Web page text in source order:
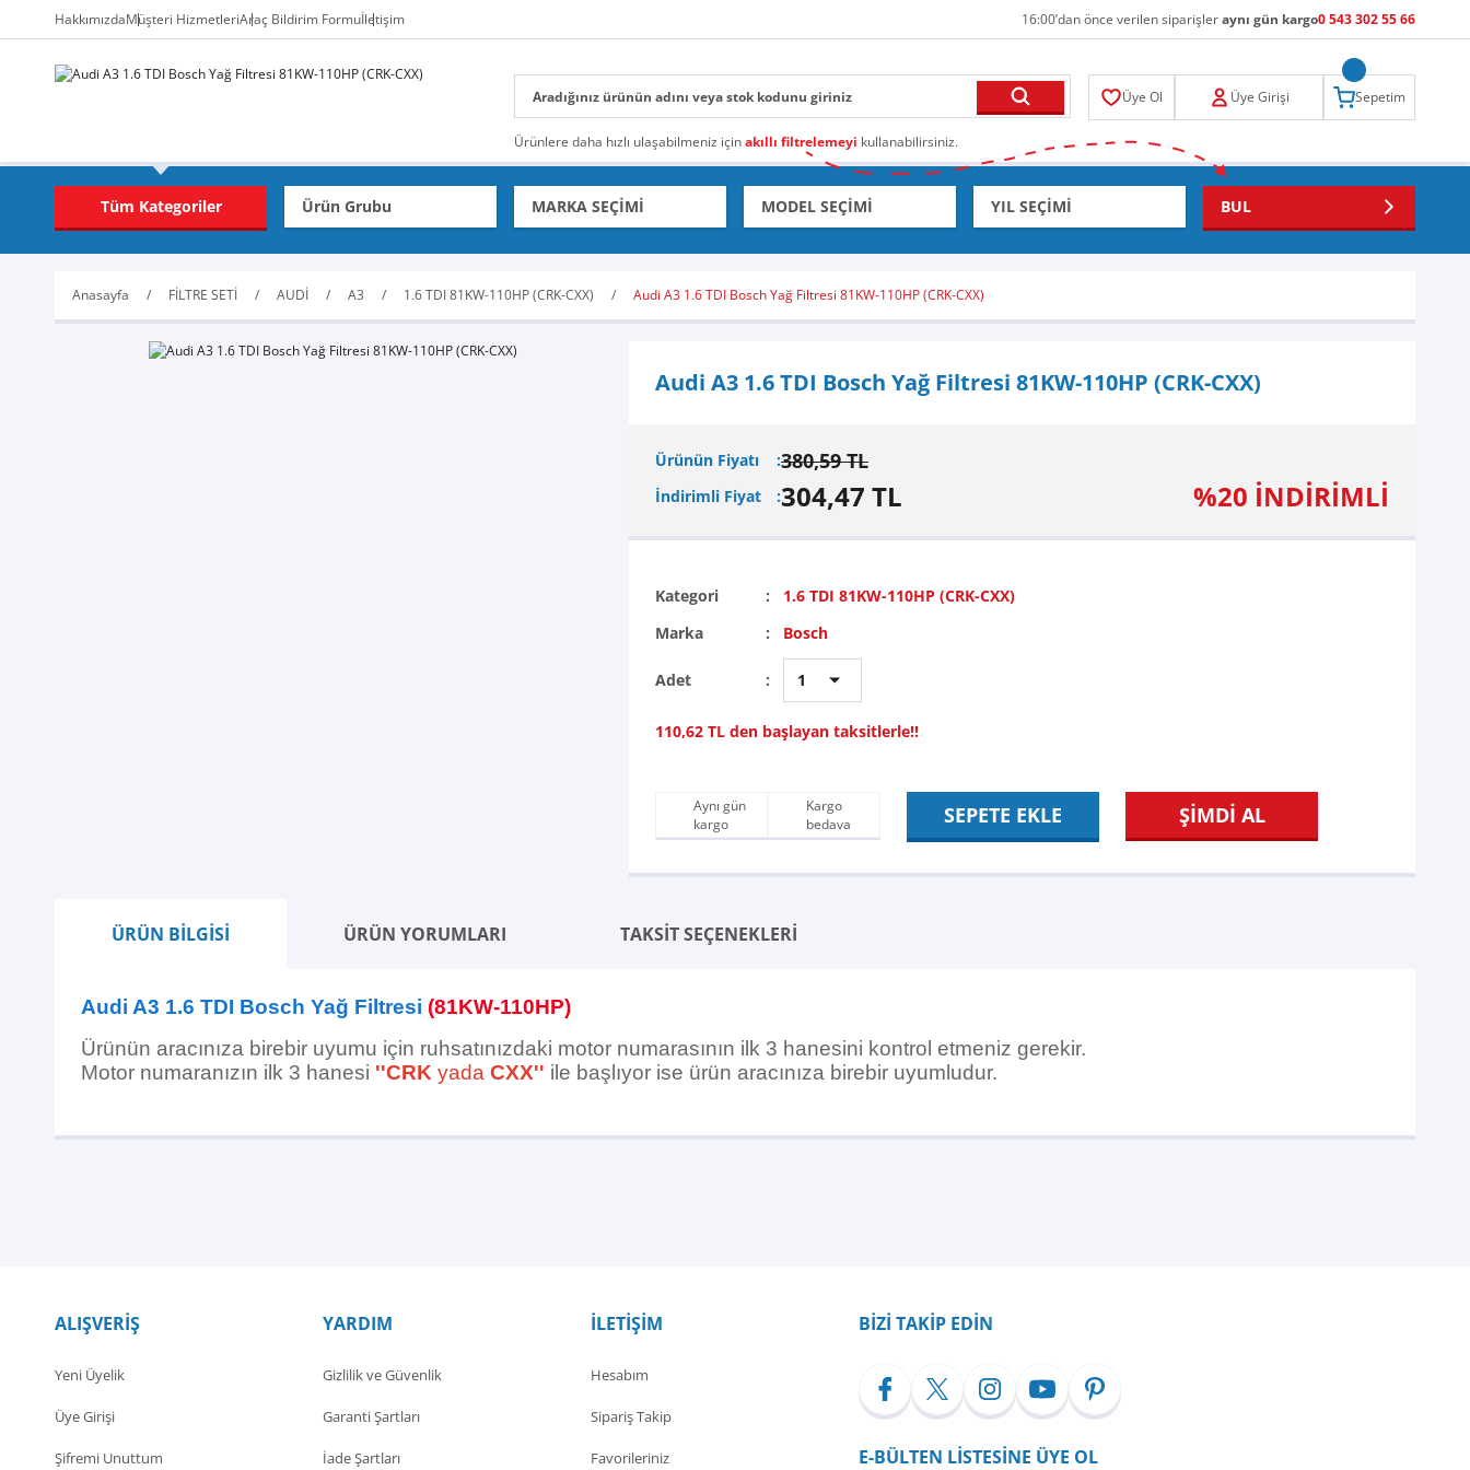
HakkımızdaMüşteri HizmetleriAraç Bildirim Formuİletişim 16:00’dan önce verilen siparişleraynı gün kargo0 543 302 55 66
Ürünlere daha hızlı ulaşabilmeniz içinakıllı filtrelemeyi kullanabilirsiniz.
Üye Ol Üye Girişi Sepetim
Tüm Kategoriler BUL
Anasayfa FİLTRE SETİ AUDİ A3 1.6 TDI 81KW-110HP (CRK-CXX) Audi A3 1.6 TDI Bosch Yağ Filtresi 81KW-110HP (CRK-CXX)
Audi A3 1.6 TDI Bosch Yağ Filtresi 81KW-110HP (CRK-CXX)
Ürünün Fiyatı 380,59 TL
İndirimli Fiyat 304,47 TL %20 İNDİRİMLİ
Kategori
1.6 TDI 81KW-110HP (CRK-CXX)
Marka
Bosch
Adet
110,62 TL den başlayan taksitlerle!!
Aynı gün
kargo
Kargo
bedava
SEPETE EKLE ŞİMDİ AL
ÜRÜN BİLGİSİ ÜRÜN YORUMLARI TAKSİT SEÇENEKLERİ
Audi A3 1.6 TDI Bosch Yağ Filtresi (81KW-110HP)
Ürünün aracınıza birebir uyumu için ruhsatınızdaki motor numarasının ilk 3 hanesini kontrol etmeniz gerekir.
Motor numaranızın ilk 3 hanesi ''CRK yada CXX'' ile başlıyor ise ürün aracınıza birebir uyumludur.
ALIŞVERİŞ
Yeni Üyelik
Üye Girişi
Şifremi Unuttum
YARDIM
Gizlilik ve Güvenlik
Garanti Şartları
İade Şartları
İLETİŞİM
Hesabım
Sipariş Takip
Favorileriniz
BİZİ TAKİP EDİN
E-BÜLTEN LİSTESİNE ÜYE OL